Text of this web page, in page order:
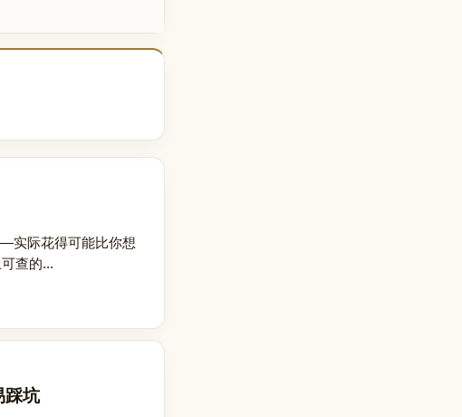
实际花得可能比你想
查的...
踩坑